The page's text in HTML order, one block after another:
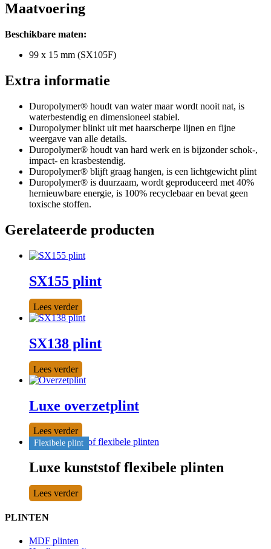
Maatvoering
Beschikbare maten:
99 x 15 mm (SX105F)
Extra informatie
Duropolymer® houdt van water maar wordt nooit nat, is
waterbestendig en dimensioneel stabiel.
Duropolymer blinkt uit met haarscherpe lijnen en fijne
weergave van alle details.
Duropolymer® houdt van hard werk en is bijzonder schok-,
impact- en krasbestendig.
Duropolymer® blijft graag hangen, is een lichtgewicht plint
Duropolymer® is duurzaam, wordt geproduceerd met 40%
hernieuwbare energie, is 100% recyclebaar en bevat geen
toxische stoffen.
Gerelateerde producten
SX155 plint
Lees verder
SX138 plint
Lees verder
Luxe overzetplint
Lees verder
Flexibele plint
Luxe kunststof flexibele plinten
Lees verder
PLINTEN
MDF plinten